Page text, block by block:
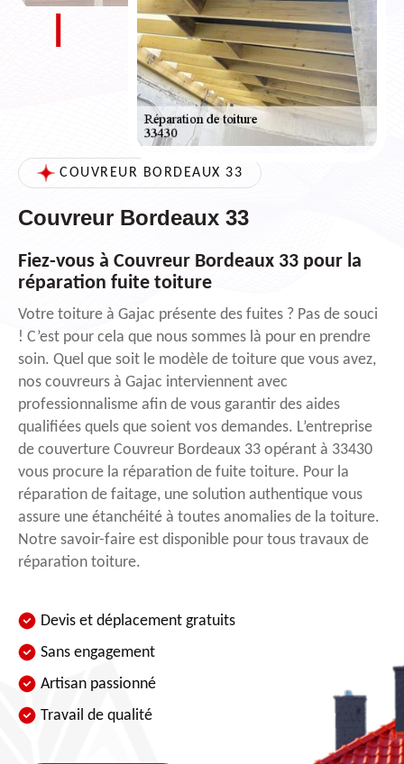
COUVREUR BORDEAUX 33
Couvreur Bordeaux 33
Fiez-vous à Couvreur Bordeaux 33 pour la
réparation fuite toiture
Votre toiture à Gajac présente des fuites ? Pas de souci
! C’est pour cela que nous sommes là pour en prendre
soin. Quel que soit le modèle de toiture que vous avez,
nos couvreurs à Gajac interviennent avec
professionnalisme afin de vous garantir des aides
qualifiées quels que soient vos demandes. L’entreprise
de couverture Couvreur Bordeaux 33 opérant à 33430
vous procure la réparation de fuite toiture. Pour la
réparation de faitage, une solution authentique vous
assure une étanchéité à toutes anomalies de la toiture.
Notre savoir-faire est disponible pour tous travaux de
réparation toiture.
Devis et déplacement gratuits
Sans engagement
Artisan passionné
Travail de qualité